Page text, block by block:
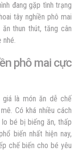
đang gặp tình trạng
tây nghiền phô mai
thun thút, tăng cân
nhé.
phô mai cực
giá là món ăn dễ chế
Có khá nhiều cách
bé bị biếng ăn, thấp
biến nhất hiện nay,
chế biến cho bé yêu